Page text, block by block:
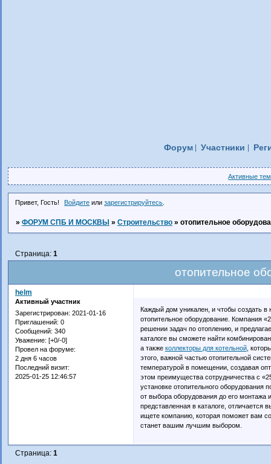
Форум Участники
Активные
Привет, Гость! Войдите илизарегистрируйтесь
» ФОРУМ СПБ И МОСКВЫ » Строительство » отопительное
отопительное
Страница: 1
helm
Активный участник
Зарегистрирован: 2021-01-16
Приглашений: 0
Сообщений: 340
Уважение: [+0/-0]
Провел на форуме:
2 дня 6 часов
Последний визит:
2025-01-25 12:46:57
Каждый дом уникален, и чтобы создать
отопительное оборудование. Компания
решении задач по отоплению, и
каталоге вы сможете найти
а также коллекторы для котельной,
этого, важной частью отопительной
температурой в помещении, создавая
этом преимущества сотрудничества с
установке отопительного оборудования
от выбора оборудования до его монтажа
представленная в каталоге,
ищете компанию, которая поможет вам
станет вашим лучшим выбором.
Страница: 1